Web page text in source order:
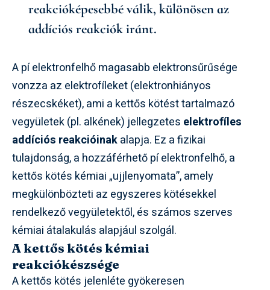
reakcióképesebbé válik, különösen az
addíciós reakciók iránt.
A pí elektronfelhő magasabb elektronsűrűsége
vonzza az elektrofíleket (elektronhiányos
részecskéket), ami a kettős kötést tartalmazó
vegyületek (pl. alkének) jellegzetes elektrofíles
addíciós reakcióinakalapja. Ez a fizikai
tulajdonság, a hozzáférhető pí elektronfelhő, a
kettős kötés kémiai „ujjlenyomata”, amely
megkülönbözteti az egyszeres kötésekkel
rendelkező vegyületektől, és számos szerves
kémiai átalakulás alapjául szolgál.
A kettős kötés kémiai
reakciókészsége
A kettős kötés jelenléte gyökeresen